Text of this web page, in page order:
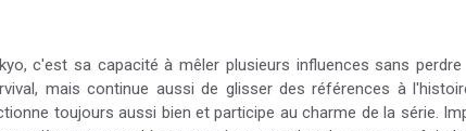
c'est sa capacité à mêler plusieurs influences sans
mais continue aussi de glisser des références à
toujours aussi bien et participe au charme de la série.